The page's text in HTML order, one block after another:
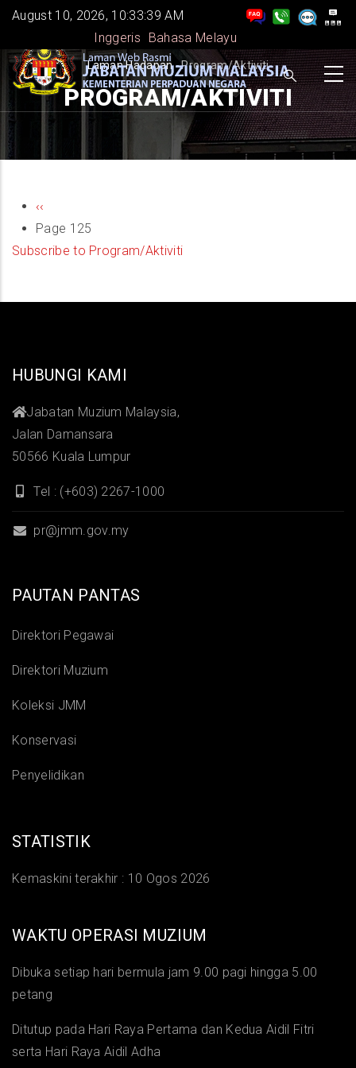
Skip
main
content
August 10, 2026, 10:33:39 AM
Inggeris
Bahasa Melayu
BREADCRUMB
Laman Hadapan -Program/Aktiviti
PROGRAM/AKTIVITI
PAGINATION
Previous
page
‹‹
Page 125
Subscribe to Program/Aktiviti
HUBUNGI KAMI
Jabatan Muzium Malaysia,
Jalan Damansara
50566 Kuala Lumpur
Tel : (+603) 2267-1000
pr@jmm.gov.my
PAUTAN PANTAS
Direktori Pegawai
Direktori Muzium
Koleksi JMM
Konservasi
Penyelidikan
STATISTIK
Kemaskini terakhir : 10 Ogos 2026
WAKTU OPERASI MUZIUM
Dibuka setiap hari bermula jam 9.00 pagi hingga 5.00
petang
Ditutup pada Hari Raya Pertama dan Kedua Aidil Fitri
serta Hari Raya Aidil Adha